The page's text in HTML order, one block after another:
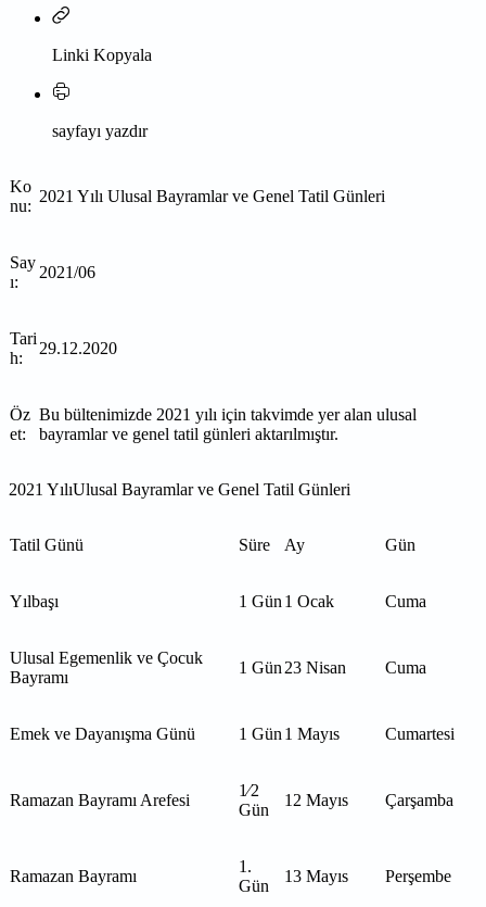
Linki Kopyala
sayfayı yazdır
Ko
nu:
2021 Yılı Ulusal Bayramlar ve Genel Tatil Günleri
Say
ı:
2021/06
Tari
h:
29.12.2020
Öz
et:
Bu bültenimizde 2021 yılı için takvimde yer alan ulusal
bayramlar ve genel tatil günleri aktarılmıştır.
2021 YılıUlusal Bayramlar ve Genel Tatil Günleri
Tatil Günü Süre Ay Gün
Yılbaşı 1 Gün 1 Ocak Cuma
Ulusal Egemenlik ve Çocuk
Bayramı
1 Gün 23 Nisan Cuma
Emek ve Dayanışma Günü 1 Gün 1 Mayıs Cumartesi
Ramazan Bayramı Arefesi
1⁄2
Gün
12 Mayıs Çarşamba
Ramazan Bayramı
1.
Gün
13 Mayıs Perşembe